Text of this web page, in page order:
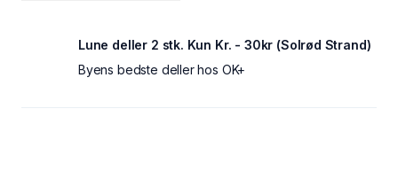
Lune deller 2 stk. Kun Kr. - 30kr (Solrød Strand)
Byens bedste deller hos OK+